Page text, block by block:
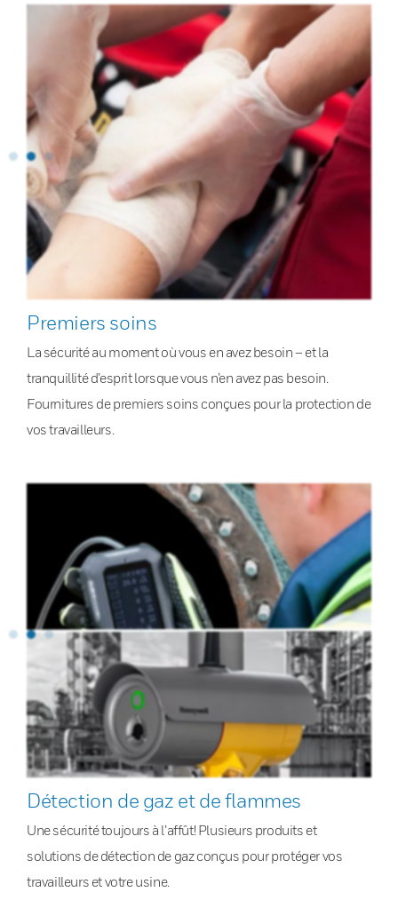
Premiers soins
La sécurité au moment où vous en avez besoin – et la
tranquillité d’esprit lorsque vous n’en avez pas besoin.
Fournitures de premiers soins conçues pour la protection de
vos travailleurs.
Détection de gaz et de flammes
Une sécurité toujours à l’affût! Plusieurs produits et
solutions de détection de gaz conçus pour protéger vos
travailleurs et votre usine.